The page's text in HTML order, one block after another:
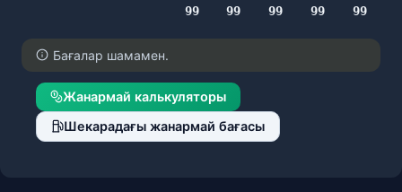
99
99
99
99
99
Бағалар шамамен.
Жанармай калькуляторы
Шекарадағы жанармай бағасы